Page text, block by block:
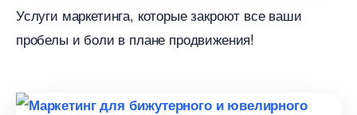
Услуги маркетинга, которые закроют все ваши
пробелы и боли в плане продвижения!